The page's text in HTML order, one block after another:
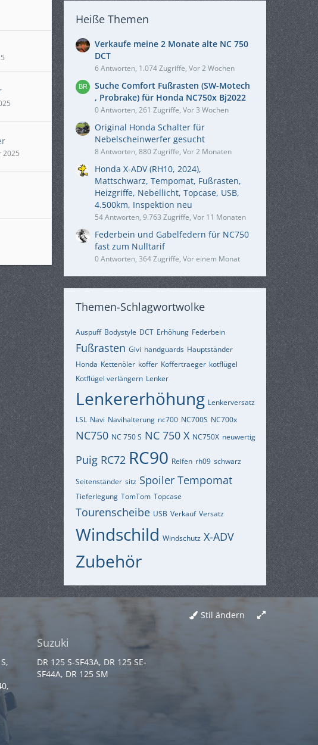
2025
Heiße Themen
Verkaufe meine 2 Monate alte NC 750
DCT
6 Antworten, 1.074 Zugriffe, Vor 2 Wochen
Suche Comfort Fußrasten (SW-Motech
, Probrake) für Honda NC750x Bj2022
0 Antworten, 261 Zugriffe, Vor 3 Wochen
Original Honda Schalter für
Nebelscheinwerfer gesucht
8 Antworten, 880 Zugriffe, Vor 2 Monaten
Honda X-ADV (RH10, 2024),
Mattschwarz, Tempomat, Fußrasten,
Heizgriffe, Nebellicht, Topcase, USB,
4.500km, Inspektion neu
54 Antworten, 9.763 Zugriffe, Vor 11 Monaten
Federbein und Gabelfedern für NC750
fast zum Nulltarif
0 Antworten, 364 Zugriffe, Vor einem Monat
Themen-Schlagwortwolke
Auspuff Bodystyle DCT Erhöhung Federbein
Fußrasten Givi handguards Hauptständer
Honda Kettenöler koffer Koffertraeger kotflügel
Kotflügel verlängern Lenker
Lenkererhöhung Lenkerversatz
LSL Navi Navihalterung nc700 NC700S NC700x
NC750 NC 750 S NC 750 X NC750X neuwertig
Puig RC72 RC90 Reifen rh09 schwarz
Seitenständer sitz Spoiler Tempomat
Tieferlegung TomTom Topcase
Tourenscheibe USB Verkauf Versatz
Windschild Windschutz X-ADV
Zubehör
Stil ändern
Suzuki
DR 125 S-SF43A, DR 125 SE-
SF44A, DR 125 SM